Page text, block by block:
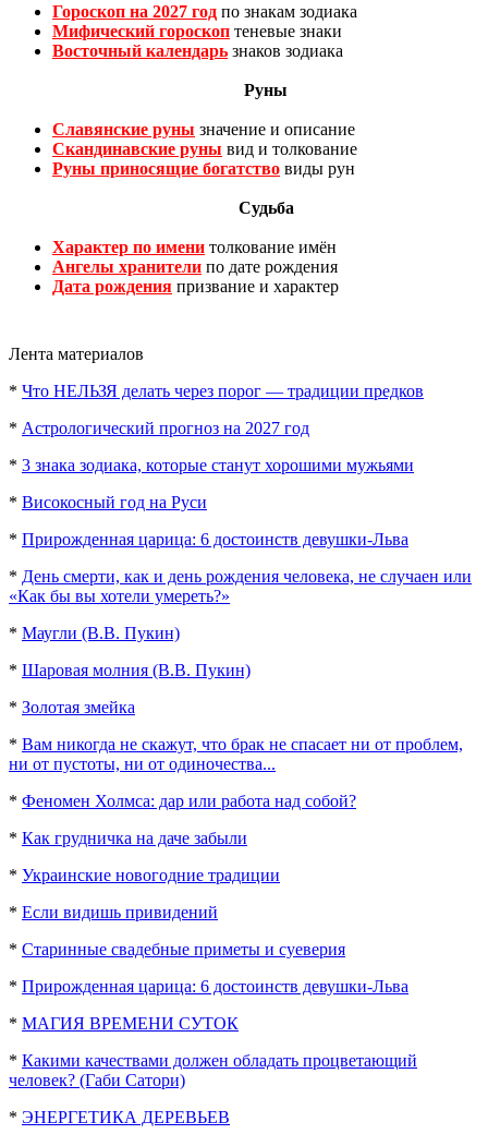
Гороскоп на 2027 год по знакам зодиака
Мифический гороскоп теневые знаки
Восточный календарь знаков зодиака
Руны
Славянские руны значение и описание
Скандинавские руны вид и толкование
Руны приносящие богатство виды рун
Судьба
Характер по имени толкование имён
Ангелы хранители по дате рождения
Дата рождения призвание и характер
Лента материалов
* Что НЕЛЬЗЯ делать через порог — традиции предков
* Астрологический прогноз на 2027 год
* 3 знака зодиака, которые станут хорошими мужьями
* Високосный год на Руси
* Прирожденная царица: 6 достоинств девушки-Льва
* День смерти, как и день рождения человека, не случаен или
«Как бы вы хотели умереть?»
* Маугли (В.В. Пукин)
* Шаровая молния (В.В. Пукин)
* Золотая змейка
* Вам никогда не скажут, что брак не спасает ни от проблем,
ни от пустоты, ни от одиночества...
* Феномен Холмса: дар или работа над собой?
* Как грудничка на даче забыли
* Украинские новогодние традиции
* Если видишь привидений
* Старинные свадебные приметы и суеверия
* Прирожденная царица: 6 достоинств девушки-Льва
* МАГИЯ ВРЕМЕНИ СУТОК
* Какими качествами должен обладать процветающий
человек? (Габи Сатори)
* ЭНЕРГЕТИКА ДЕРЕВЬЕВ